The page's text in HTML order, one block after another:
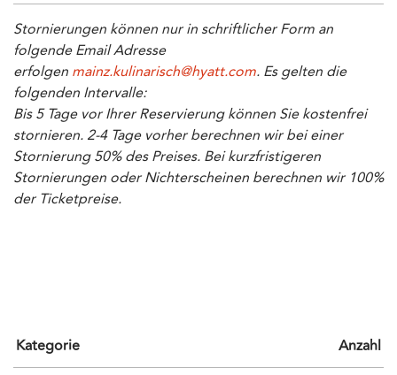
Stornierungen können nur in schriftlicher Form an
folgende Email Adresse
erfolgen mainz.kulinarisch@hyatt.com. Es gelten die
folgenden Intervalle:
Bis 5 Tage vor Ihrer Reservierung können Sie kostenfrei
stornieren. 2-4 Tage vorher berechnen wir bei einer
Stornierung 50% des Preises. Bei kurzfristigeren
Stornierungen oder Nichterscheinen berechnen wir 100%
der Ticketpreise.
Kategorie Anzahl